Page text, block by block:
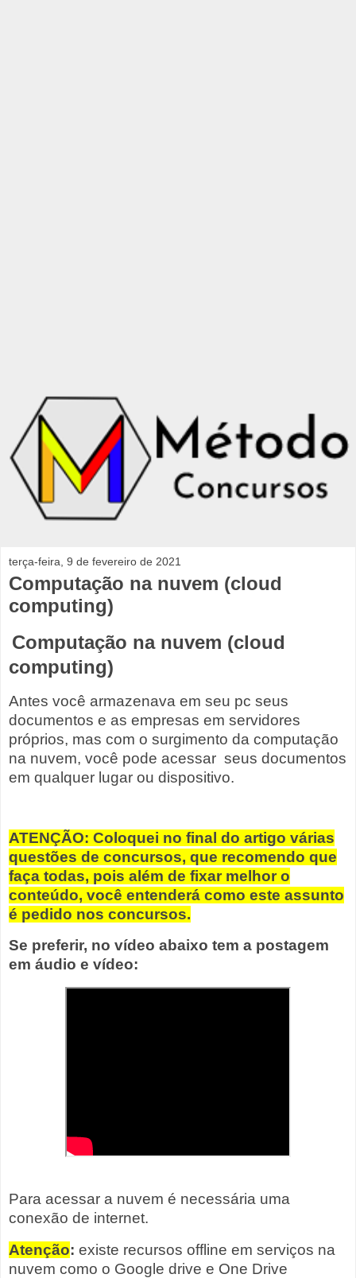
terça-feira, 9 de fevereiro de 2021
Computação na nuvem (cloud
computing)
Computação na nuvem (cloud
computing)
Antes você armazenava em seu pc seus
documentos e as empresas em servidores
próprios, mas com o surgimento da computação
na nuvem, você pode acessar seus documentos
em qualquer lugar ou dispositivo.
ATENÇÃO: Coloquei no final do artigo várias
questões de concursos, que recomendo que
faça todas, pois além de fixar melhor o
conteúdo, você entenderá como este assunto
é pedido nos concursos.
Se preferir, no vídeo abaixo tem a postagem
em áudio e vídeo:
Para acessar a nuvem é necessária uma
conexão de internet.
Atenção: existe recursos offline em serviços na
nuvem como o Google drive e One Drive